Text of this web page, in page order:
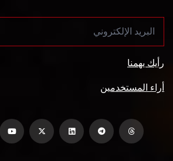
رأيك يهمنا
أراء المستخدمين